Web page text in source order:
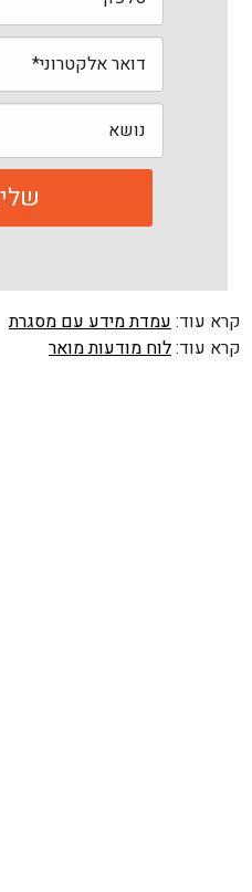
קרא עוד:עמדת מידע עם מסגרת
קרא עוד:לוח מודעות מואר